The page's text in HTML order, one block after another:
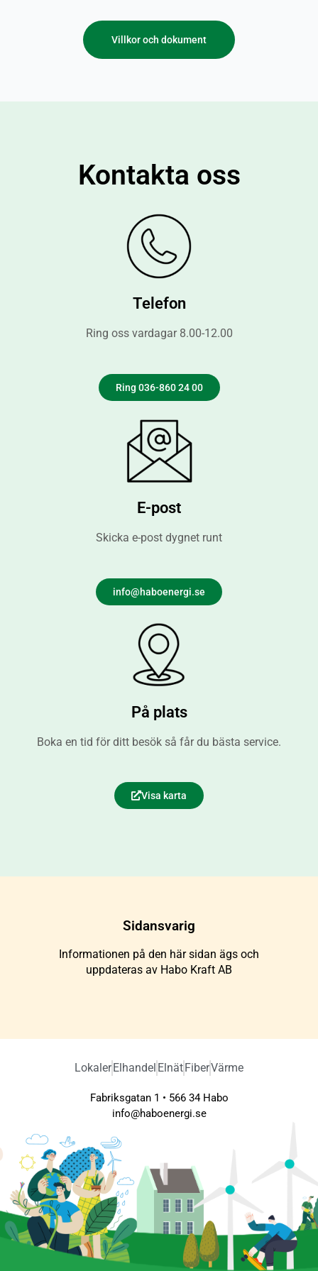
Villkor och dokument
Kontakta oss
Telefon
Ring oss vardagar 8.00-12.00
Ring 036-860 24 00
E-post
Skicka e-post dygnet runt
info@haboenergi.se
På plats
Boka en tid för ditt besök så får du bästa service.
Visa karta
Sidansvarig
Informationen på den här sidan ägs och
uppdateras av Habo Kraft AB
LokalerElhandel ElnätFiberVärme
Fabriksgatan 1 • 566 34 Habo
info@haboenergi.se